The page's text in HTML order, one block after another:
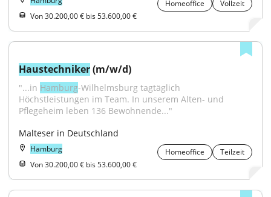
Homeoffice
Vollzeit
Von 30.200,00 € bis 53.600,00 €
Haustechniker (m/w/d)
"...in Hamburg-Wilhelmsburg tagtäglich
Höchstleistungen im Team. In unserem Alten- und
Pflegeheim leben 136 Bewohnende..."
Malteser in Deutschland
Hamburg Homeoffice
Teilzeit
Von 30.200,00 € bis 53.600,00 €